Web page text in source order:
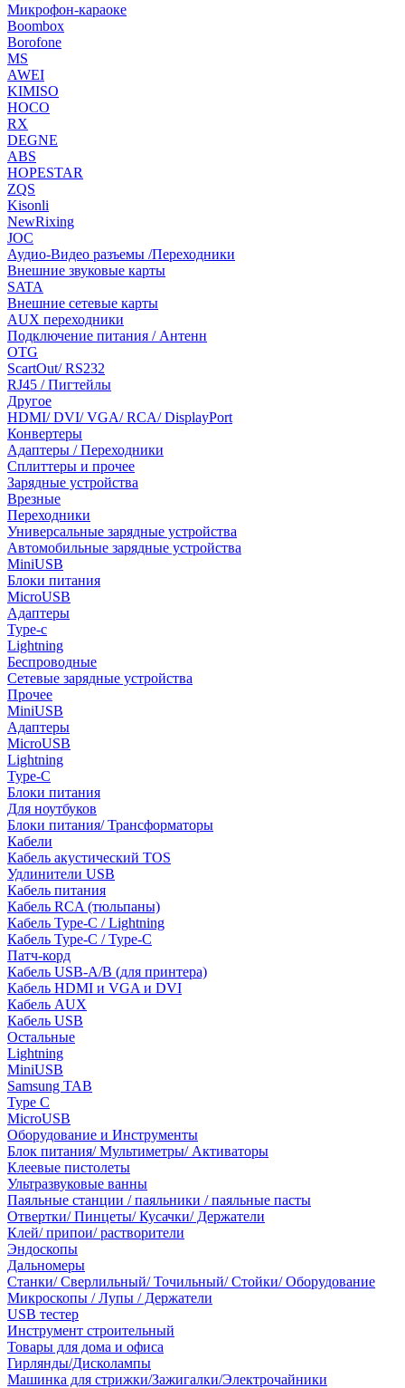
Микрофон-караоке
Boombox
Borofone
MS
AWEI
KIMISO
HOCO
RX
DEGNE
ABS
HOPESTAR
ZQS
Kisonli
NewRixing
JOC
Аудио-Видео разъемы /Переходники
Внешние звуковые карты
SATA
Внешние сетевые карты
AUX переходники
Подключение питания / Антенн
OTG
ScartOut/ RS232
RJ45 / Пигтейлы
Другое
HDMI/ DVI/ VGA/ RCA/ DisplayPort
Конвертеры
Адаптеры / Переходники
Сплиттеры и прочее
Зарядные устройства
Врезные
Переходники
Универсальные зарядные устройства
Автомобильные зарядные устройства
MiniUSB
Блоки питания
MicroUSB
Адаптеры
Type-c
Lightning
Беспроводные
Сетевые зарядные устройства
Прочее
MiniUSB
Адаптеры
MicroUSB
Lightning
Type-C
Блоки питания
Для ноутбуков
Блоки питания/ Трансформаторы
Кабели
Кабель акустический TOS
Удлинители USB
Кабель питания
Кабель RCA (тюльпаны)
Кабель Type-C / Lightning
Кабель Type-C / Type-C
Патч-корд
Кабель USB-A/B (для принтера)
Кабель HDMI и VGA и DVI
Кабель AUX
Кабель USB
Остальные
Lightning
MiniUSB
Samsung TAB
Type C
MicroUSB
Оборудование и Инструменты
Блок питания/ Мультиметры/ Активаторы
Клеевые пистолеты
Ультразвуковые ванны
Паяльные станции / паяльники / паяльные пасты
Отвертки/ Пинцеты/ Кусачки/ Держатели
Клей/ припои/ растворители
Эндоскопы
Дальномеры
Станки/ Сверлильный/ Точильный/ Стойки/ Оборудование
Микроскопы / Лупы / Держатели
USB тестер
Инструмент строительный
Товары для дома и офиса
Гирлянды/Дисколампы
Машинка для стрижки/Зажигалки/Электрочайники